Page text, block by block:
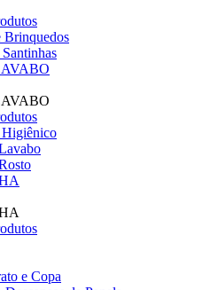
Brinquedos
Higiênico
e Copa